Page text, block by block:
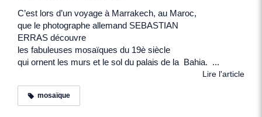
C’est lors d’un voyage à Marrakech, au Maroc,
que le photographe allemand SEBASTIAN
ERRAS découvre
les fabuleuses mosaïques du 19è siècle
qui ornent les murs et le sol du palais de la Bahia. ...
Lire l'article
mosaïque